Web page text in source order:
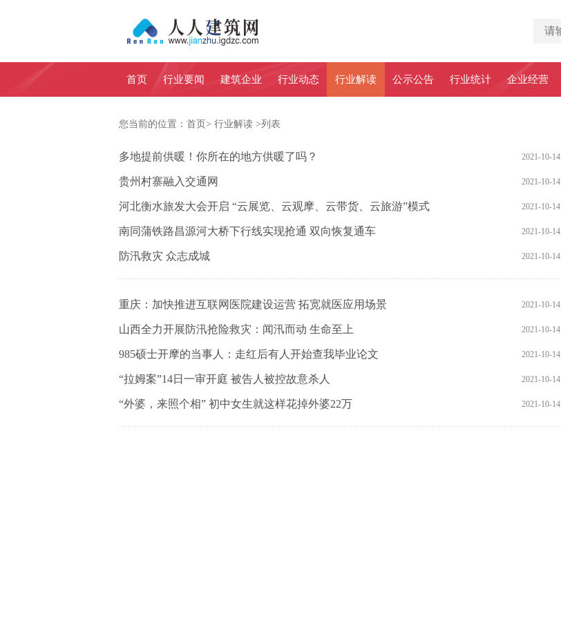
首页 行业要闻 建筑企业 行业动态 行业解读 公示公告 行业统计 企业经营
您当前的位置： 首页 > 行业解读 >列表
多地提前供暖！你所在的地方供暖了吗？ 2021-10-14
贵州村寨融入交通网 2021-10-14
河北衡水旅发大会开启 “云展览、云观摩、云带货、云旅游”模式 2021-10-14
南同蒲铁路昌源河大桥下行线实现抢通 双向恢复通车 2021-10-14
防汛救灾 众志成城 2021-10-14
重庆：加快推进互联网医院建设运营 拓宽就医应用场景 2021-10-14
山西全力开展防汛抢险救灾：闻汛而动 生命至上 2021-10-14
985硕士开摩的当事人：走红后有人开始查我毕业论文 2021-10-14
“拉姆案”14日一审开庭 被告人被控故意杀人 2021-10-14
“外婆，来照个相” 初中女生就这样花掉外婆22万 2021-10-14